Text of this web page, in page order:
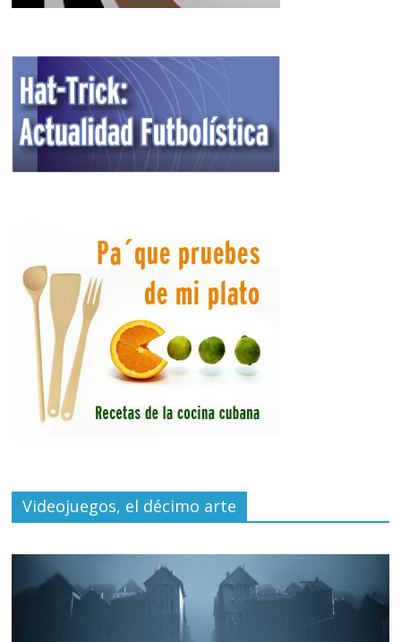
Videojuegos, el décimo arte